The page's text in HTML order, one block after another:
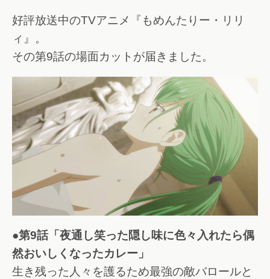
好評放送中のTVアニメ『もめんたりー・リリ
ィ』。
その第9話の場面カットが届きました。
●第9話「夜通し笑った隠し味に色々入れたら偶
然おいしくなったカレー」
生き残った人々を護るため最強の敵バロールと